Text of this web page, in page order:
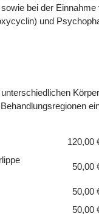
bei der
und
120,00
50,00
50,00
50,00